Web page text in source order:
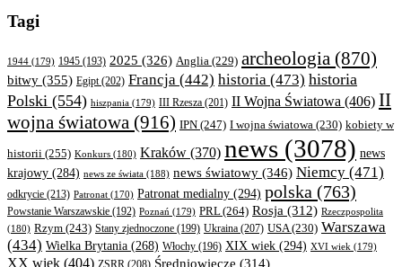
Tagi
1944 (179) 1945 (193) 2025 (326) Anglia (229) archeologia (870)
bitwy (355) Egipt(202) Francja (442) historia (473) historia
Polski (554) hiszpania (179) III Rzesza (201) II Wojna Światowa (406) II
wojna światowa (916) IPN (247) I wojna światowa (230) kobiety w
historii (255) Konkurs (180) Kraków (370) news (3078) news
krajowy (284) news ze świata (188) news światowy (346) Niemcy (471)
odkrycie (213) Patronat (170) Patronat medialny (294) polska (763)
Powstanie Warszawskie (192) Poznań (179) PRL(264) Rosja (312) Rzeczpospolita
(180) Rzym (243) Stany zjednoczone (199) Ukraina (207) USA(230) Warszawa
(434) Wielka Brytania (268) Włochy (196) XIX wiek (294) XVI wiek (179)
XX wiek (404) Średniowiecze (314)